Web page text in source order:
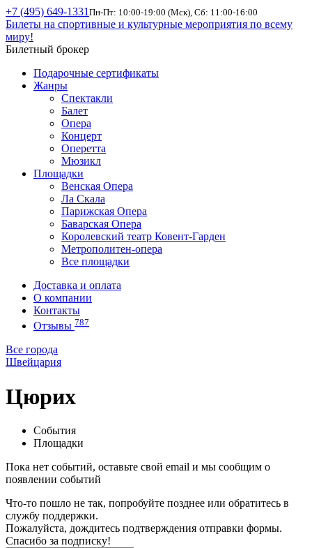
+7 (495) 649-1331 Пн-Пт: 10:00-19:00 (Мск), Сб: 11:00-16:00
Билеты на спортивные и культурные мероприятия по всему
миру!
Билетный брокер
Подарочные сертификаты
Жанры
Спектакли
Балет
Опера
Концерт
Оперетта
Мюзикл
Площадки
Венская Опера
Ла Скала
Парижская Опера
Баварская Опера
Королевский театр Ковент-Гарден
Метрополитен-опера
Все площадки
Доставка и оплата
О компании
Контакты
Отзывы 787
Все города
Швейцария
Цюрих
События
Площадки
Пока нет событий, оставьте свой email и мы сообщим о
появлении событий
Что-то пошло не так, попробуйте позднее или обратитесь в
службу поддержки.
Пожалуйста, дождитесь подтверждения отправки формы.
Спасибо за подписку!